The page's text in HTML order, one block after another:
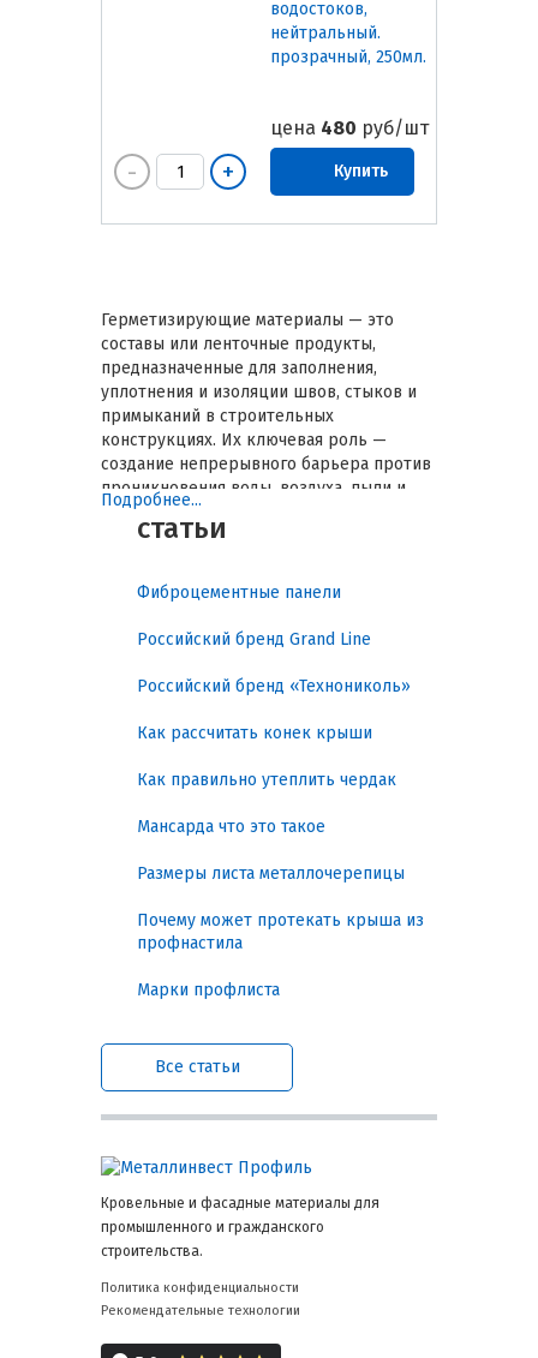
водостоков,
нейтральный.
прозрачный, 250мл.
цена 480 руб/шт
Купить
Герметизирующие материалы — это
составы или ленточные продукты,
предназначенные для заполнения,
уплотнения и изоляции швов, стыков и
примыканий в строительных
конструкциях. Их ключевая роль —
создание непрерывного барьера против
проникновения воды, воздуха, пыли и
шума, а также компенсация
температурных деформаций.
ленты напрямую влияет на
долговечность ремонта,
энергоэффективность здания и защиту
обзоре будут систематизированы типы
параметры и даны прикладные
задач.
Конкретные задачи,
решаемые применением
Практическая польза выражается в
не в абстрактном «уплотнении».
Ликвидация мостиков холода и
сквозняков.
дверных блоков со стеной снижает
отражается на счетах за отопление.
Гарантированная защита от
протечек в ответственных узлах.
Уплотнение примыканий кровли к
парапетам, дымоходам и
вентвыходам предотвращает
дорогостоящий ремонт
внутренней отделки.
Подробнее...
статьи
Фиброцементные панели
Российский бренд Grand Line
Российский бренд «Технониколь»
Как рассчитать конек крыши
Как правильно утеплить чердак
Мансарда что это такое
Размеры листа металлочерепицы
Почему может протекать крыша из
профнастила
Марки профлиста
Все статьи
Кровельные и фасадные материалы для
промышленного и гражданского
строительства.
Политика конфиденциальности
Рекомендательные технологии